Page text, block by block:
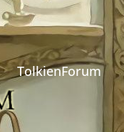
TolkienForum